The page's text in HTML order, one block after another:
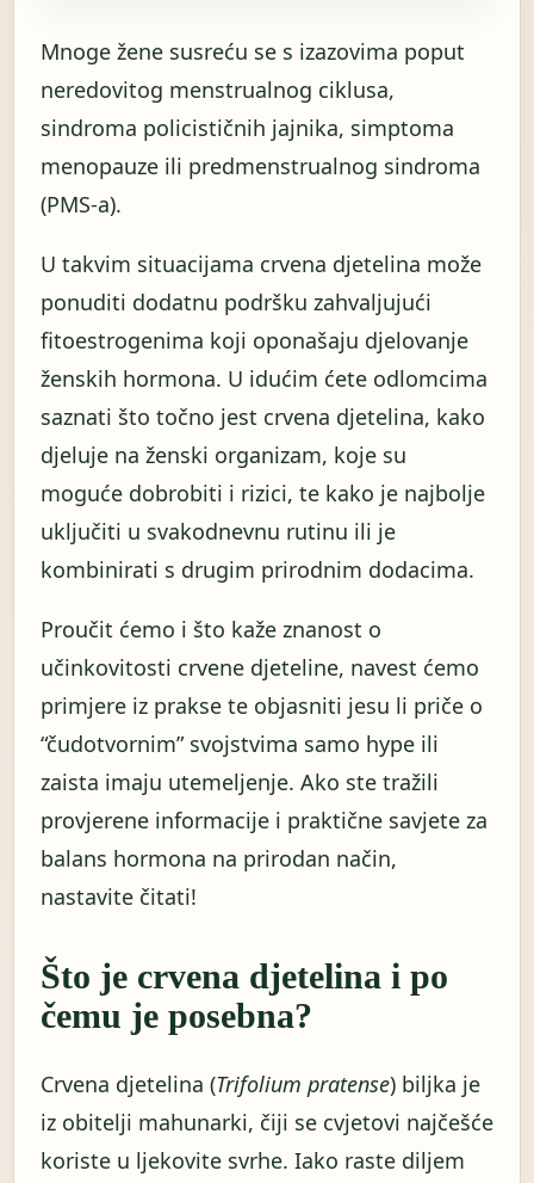
Mnoge žene susreću se s izazovima poput
neredovitog menstrualnog ciklusa,
sindroma policističnih jajnika, simptoma
menopauze ili predmenstrualnog sindroma
(PMS-a).
U takvim situacijama crvena djetelina može
ponuditi dodatnu podršku zahvaljujući
fitoestrogenima koji oponašaju djelovanje
ženskih hormona. U idućim ćete odlomcima
saznati što točno jest crvena djetelina, kako
djeluje na ženski organizam, koje su
moguće dobrobiti i rizici, te kako je najbolje
uključiti u svakodnevnu rutinu ili je
kombinirati s drugim prirodnim dodacima.
Proučit ćemo i što kaže znanost o
učinkovitosti crvene djeteline, navest ćemo
primjere iz prakse te objasniti jesu li priče o
“čudotvornim” svojstvima samo hype ili
zaista imaju utemeljenje. Ako ste tražili
provjerene informacije i praktične savjete za
balans hormona na prirodan način,
nastavite čitati!
Što je crvena djetelina i po
čemu je posebna?
Crvena djetelina (Trifolium pratense) biljka je
iz obitelji mahunarki, čiji se cvjetovi najčešće
koriste u ljekovite svrhe. Iako raste diljem